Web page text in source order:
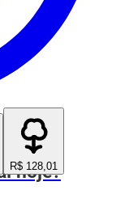
R$ 128,01
hoje?